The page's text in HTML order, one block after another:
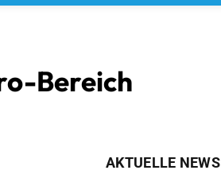
Bereich
AKTUELLE NEWS